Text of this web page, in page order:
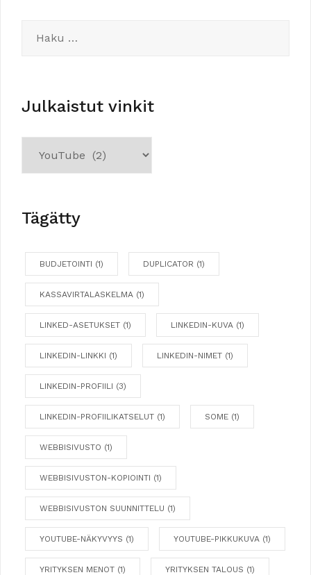
Julkaistut vinkit
vinkit
Tägätty
BUDJETOINTI (1) DUPLICATOR (1)
KASSAVIRTALASKELMA (1)
LINKED-ASETUKSET (1) LINKEDIN-KUVA (1)
LINKEDIN-LINKKI (1) LINKEDIN-NIMET (1)
LINKEDIN-PROFIILI (3)
LINKEDIN-PROFIILIKATSELUT (1) SOME (1)
WEBBISIVUSTO (1)
WEBBISIVUSTON-KOPIOINTI (1)
WEBBISIVUSTON SUUNNITTELU (1)
YOUTUBE-NÄKYVYYS (1) YOUTUBE-PIKKUKUVA (1)
YRITYKSEN MENOT (1) YRITYKSEN TALOUS (1)